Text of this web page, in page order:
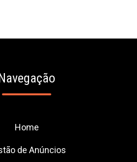
Home
de Anúncios